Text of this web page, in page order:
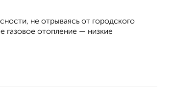
не отрываясь от городского
отопление — низкие